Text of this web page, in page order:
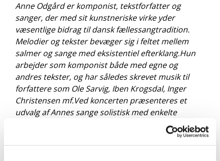
Anne Odgård er komponist, tekstforfatter og
sanger, der med sit kunstneriske virke yder
væsentlige bidrag til dansk fællessangtradition.
Melodier og tekster bevæger sig i feltet mellem
salmer og sange med eksistentiel efterklang.Hun
arbejder som komponist både med egne og
andres tekster, og har således skrevet musik til
forfattere som Ole Sarvig, Iben Krogsdal, Inger
Christensen mf.Ved koncerten præsenteres et
udvalg af Annes sange solistisk med enkelte
Fri entré